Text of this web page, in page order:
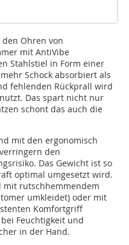
Ohren von
mit AntiVibe
Stahlstiel in Form einer
Schock absorbiert als
fehlenden Rückprall wird
Das spart nicht nur
schont das auch die
mit den ergonomisch
den
Das Gewicht ist so
optimal umgesetzt wird.
mit rutschhemmendem
umkleidet) oder mit
Komfortgriff
Feuchtigkeit und
in der Hand.